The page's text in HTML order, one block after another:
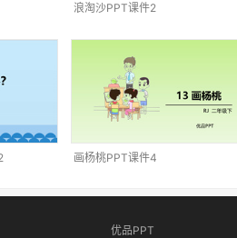
浪淘沙PPT课件2
画杨桃PPT课件4
优品PPT